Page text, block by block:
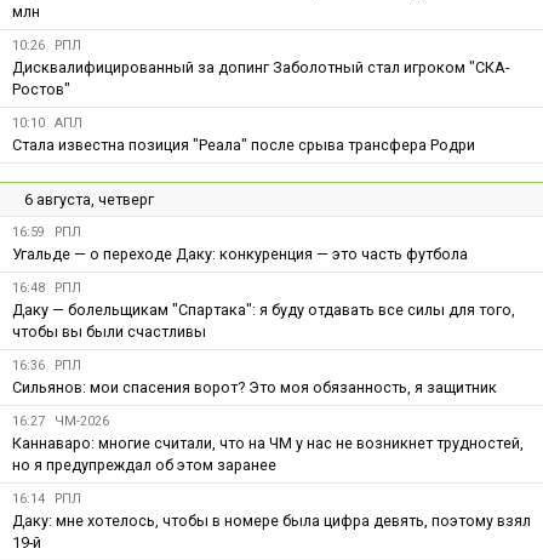
млн
10:26 РПЛ
Дисквалифицированный за допинг Заболотный стал игроком "СКА-
Ростов"
10:10 АПЛ
Стала известна позиция "Реала" после срыва трансфера Родри
6 августа, четверг
16:59 РПЛ
Угальде — о переходе Даку: конкуренция — это часть футбола
16:48 РПЛ
Даку — болельщикам "Спартака": я буду отдавать все силы для того,
чтобы вы были счастливы
16:36 РПЛ
Сильянов: мои спасения ворот? Это моя обязанность, я защитник
16:27 ЧМ-2026
Каннаваро: многие считали, что на ЧМ у нас не возникнет трудностей,
но я предупреждал об этом заранее
16:14 РПЛ
Даку: мне хотелось, чтобы в номере была цифра девять, поэтому взял
19-й